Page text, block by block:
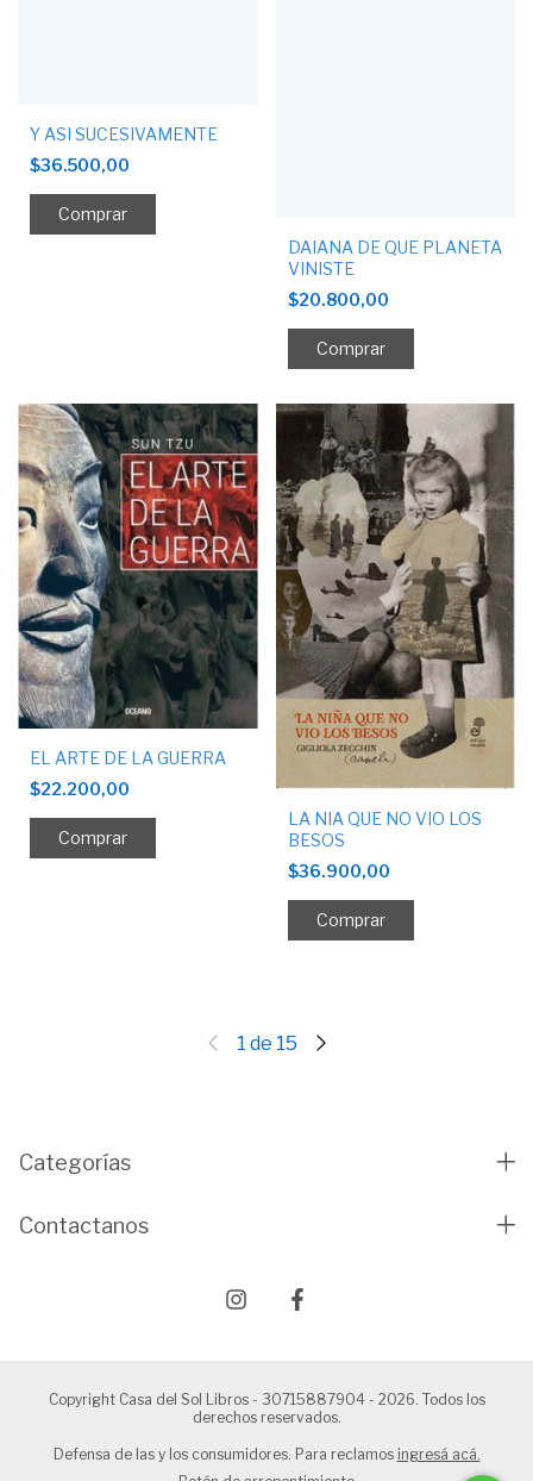
Y ASI SUCESIVAMENTE
$36.500,00
DAIANA DE QUE PLANETA
VINISTE
$20.800,00
EL ARTE DE LA GUERRA
$22.200,00
LA NIA QUE NO VIO LOS
BESOS
$36.900,00
1 de 15
Categorías
Contactanos
Copyright Casa del Sol Libros - 30715887904 - 2026. Todos los
derechos reservados.
Defensa de las y los consumidores. Para reclamos ingresá acá.